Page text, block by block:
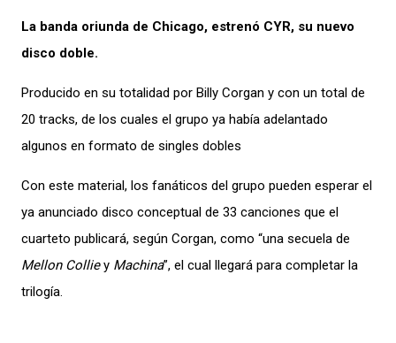
La banda oriunda de Chicago, estrenó CYR, su nuevo
disco doble.
Producido en su totalidad por Billy Corgan y con un total de
20 tracks, de los cuales el grupo ya había adelantado
algunos en formato de singles dobles
Con este material, los fanáticos del grupo pueden esperar el
ya anunciado disco conceptual de 33 canciones que el
cuarteto publicará, según Corgan, como “una secuela de
Mellon Colliey Machina”, el cual llegará para completar la
trilogía.